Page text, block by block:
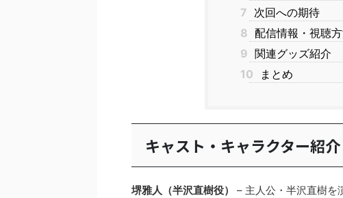
7 次回への期待
8 配信情報・視聴
9 関連グッズ紹介
10
まとめ
キャスト・キャラクター紹介
堺雅人（半沢直樹役）
– 主人公・半沢直樹を